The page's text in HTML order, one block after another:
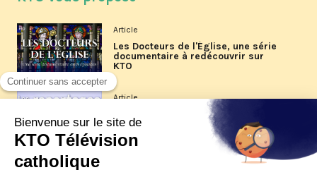
Article
Les Docteurs de l'Église, une série
documentaire à redécouvrir sur
KTO
Article
Les reportages d'été 2026 de KTO